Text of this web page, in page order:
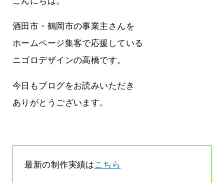
酒田市・鶴岡市の事業主さんを
ホームページ集客で応援している
ニゴロデザインの高橋です。
今日もブログをお読みいただき
ありがとうございます。
最新の制作実績は こちら
悲しい現実…実はそれなりにホームペ
ージは解約されているのです
2026.07.31